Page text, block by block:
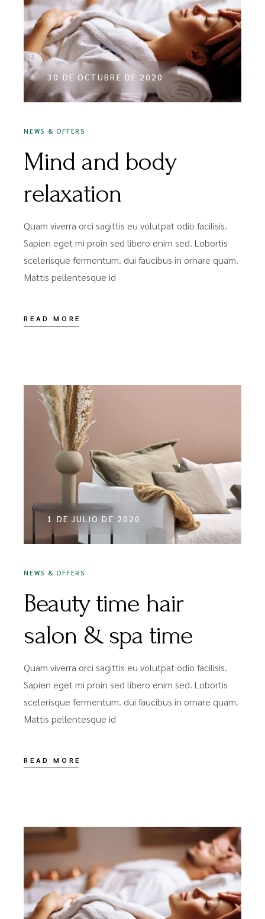
30 DE OCTUBRE DE 2020
NEWS & OFFERS
Mind and body
relaxation
Quam viverra orci sagittis eu volutpat odio facilisis.
Sapien eget mi proin sed libero enim sed. Lobortis
scelerisque fermentum. dui faucibus in ornare quam.
Mattis pellentesque id
READ MORE
1 DE JULIO DE 2020
NEWS & OFFERS
Beauty time hair
salon & spa time
Quam viverra orci sagittis eu volutpat odio facilisis.
Sapien eget mi proin sed libero enim sed. Lobortis
scelerisque fermentum. dui faucibus in ornare quam.
Mattis pellentesque id
READ MORE